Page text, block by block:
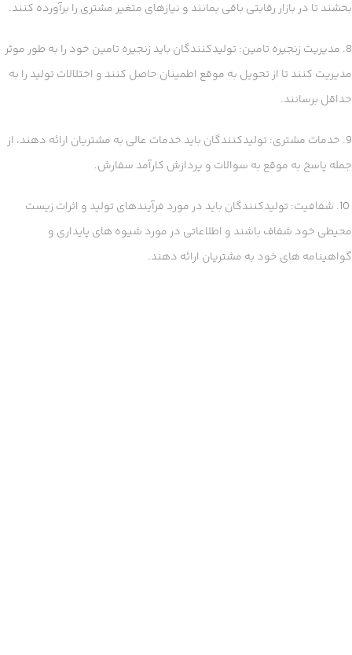
بخشند تا در بازار رقابتی باقی بمانند و نیازهای متغیر مشتری را برآورده کنند.
8. مدیریت زنجیره تامین: تولیدکنندگان باید زنجیره تامین خود را به طور موثر
مدیریت کنند تا از تحویل به موقع اطمینان حاصل کنند و اختلالات تولید را به
حداقل برسانند.
9. خدمات مشتری: تولیدکنندگان باید خدمات عالی به مشتریان ارائه دهند، از
جمله پاسخ به موقع به سوالات و پردازش کارآمد سفارش.
10. شفافیت: تولیدکنندگان باید در مورد فرآیندهای تولید و اثرات زیست
محیطی خود شفاف باشند و اطلاعاتی در مورد شیوه های پایداری و
گواهینامه های خود به مشتریان ارائه دهند.